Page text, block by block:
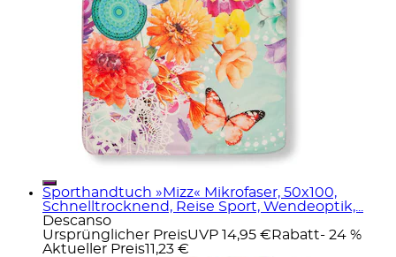
Sporthandtuch »Mizz« Mikrofaser, 50x100,
Schnelltrocknend, Reise Sport, Wendeoptik,...
Descanso
Ursprünglicher PreisUVP 14,95 € Rabatt- 24 %
Aktueller Preis11,23 €